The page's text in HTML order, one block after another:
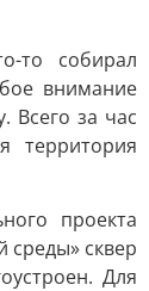
то собирал
внимание
Всего за час
территория
проекта
сквер
Для